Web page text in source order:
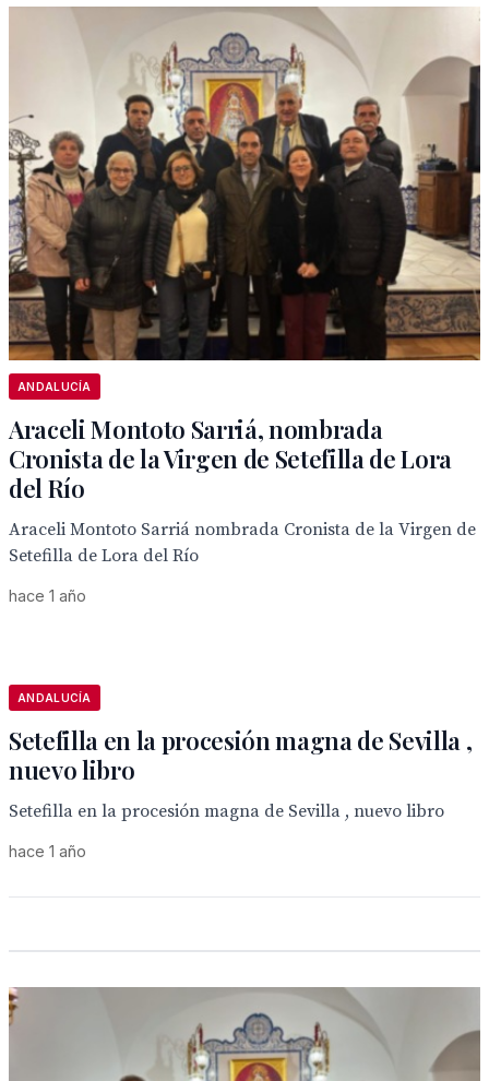
ANDALUCÍA
Araceli Montoto Sarriá, nombrada
Cronista de la Virgen de Setefilla de Lora
del Río
Araceli Montoto Sarriá nombrada Cronista de la Virgen de
Setefilla de Lora del Río
hace 1 año
ANDALUCÍA
Setefilla en la procesión magna de Sevilla ,
nuevo libro
Setefilla en la procesión magna de Sevilla , nuevo libro
hace 1 año